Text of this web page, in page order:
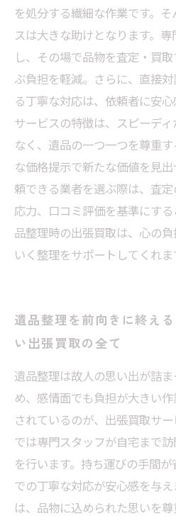
を処分する繊細な作業です。
スは大きな助けとなります。
し、その場で品物を査定・買
ぶ負担を軽減。さらに、直接
る丁寧な対応は、依頼者に安
サービスの特徴は、スピーデ
なく、遺品の一つ一つを尊重
な価格提示で新たな価値を見
頼できる業者を選ぶ際は、査
応力、口コミ評価を基準にす
品整理時の出張買取は、心の
いく整理をサポートしてくれま
遺品整理を前向きに終え
い出張買取の全て
遺品整理は故人の思い出が詰
め、感情面でも負担が大きい
されているのが、出張買取サ
では専門スタッフが自宅まで
を行います。持ち運びの手間
での丁寧な対応が安心感を与
は、品物に込められた思いを